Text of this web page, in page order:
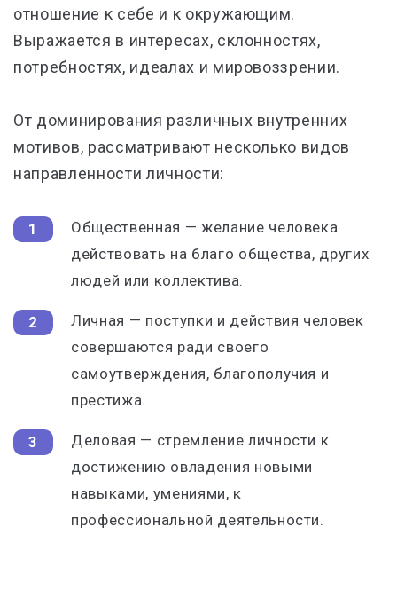
отношение к себе и к окружающим.
Выражается в интересах, склонностях,
потребностях, идеалах и мировоззрении.
От доминирования различных внутренних
мотивов, рассматривают несколько видов
направленности личности:
Общественная — желание человека
действовать на благо общества, других
людей или коллектива.
Личная — поступки и действия человек
совершаются ради своего
самоутверждения, благополучия и
престижа.
Деловая — стремление личности к
достижению овладения новыми
навыками, умениями, к
профессиональной деятельности.